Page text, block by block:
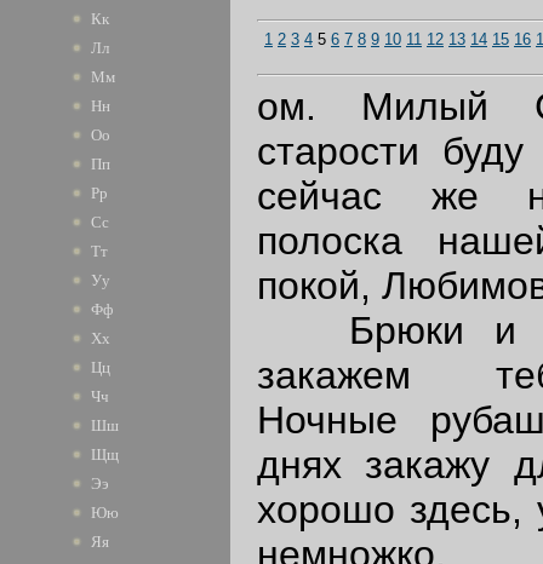
Кк
Лл
Мм
Нн
Оо
Пп
Рр
Сс
Тт
Уу
Фф
Хх
Цц
Чч
Шш
Щщ
Ээ
Юю
Яя
1 2 3 4 5 6 7 8 9 10 11 12 13 14 15 16
ом. Милый
старости
сейчас же
полоска
покой,
Брюки и
закажем
Ночные
днях закажу
хорошо здесь,
немножко.